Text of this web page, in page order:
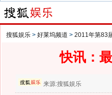
搜狐娱乐 > 好莱坞频道 > 2011年第83
快讯：
来源:搜狐娱乐